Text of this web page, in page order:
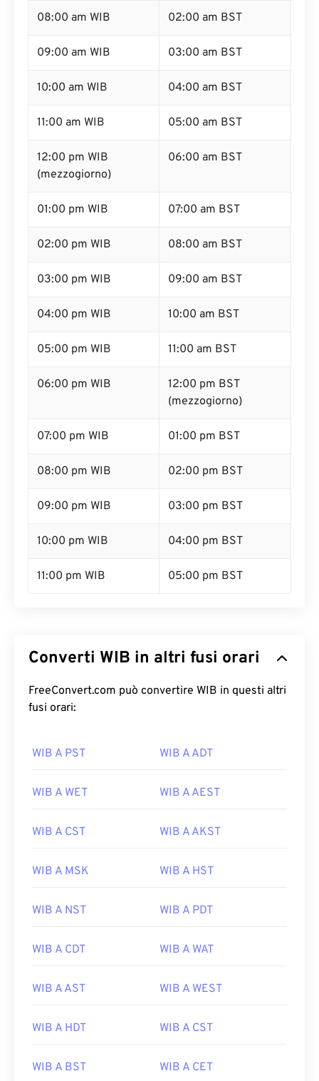
08:00 am WIB 02:00 am BST
09:00 am WIB 03:00 am BST
10:00 am WIB 04:00 am BST
11:00 am WIB 05:00 am BST
12:00 pm WIB
(mezzogiorno)
06:00 am BST
01:00 pm WIB 07:00 am BST
02:00 pm WIB 08:00 am BST
03:00 pm WIB 09:00 am BST
04:00 pm WIB 10:00 am BST
05:00 pm WIB 11:00 am BST
06:00 pm WIB
12:00 pm BST
(mezzogiorno)
07:00 pm WIB 01:00 pm BST
08:00 pm WIB 02:00 pm BST
09:00 pm WIB 03:00 pm BST
10:00 pm WIB 04:00 pm BST
11:00 pm WIB 05:00 pm BST
Converti WIB in altri fusi orari
FreeConvert.com può convertire WIB in questi altri
fusi orari:
WIB A PST WIB A ADT
WIB A WET WIB A AEST
WIB A CST WIB A AKST
WIB A MSK WIB A HST
WIB A NST WIB A PDT
WIB A CDT WIB A WAT
WIB A AST WIB A WEST
WIB A HDT WIB A CST
WIB A BST WIB A CET